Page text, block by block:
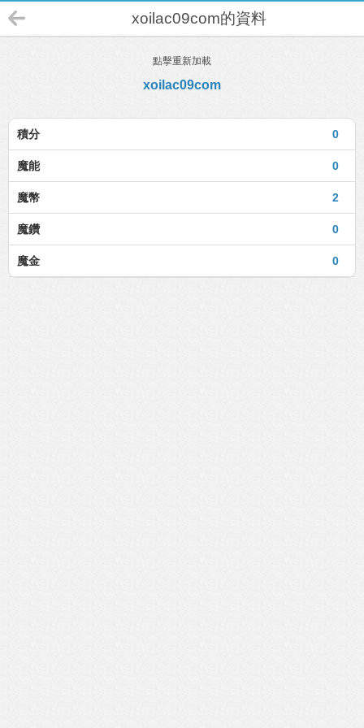
xoilac09com的資料
點擊重新加載
xoilac09com
0
積分
0
魔能
2
魔幣
0
魔鑽
0
魔金